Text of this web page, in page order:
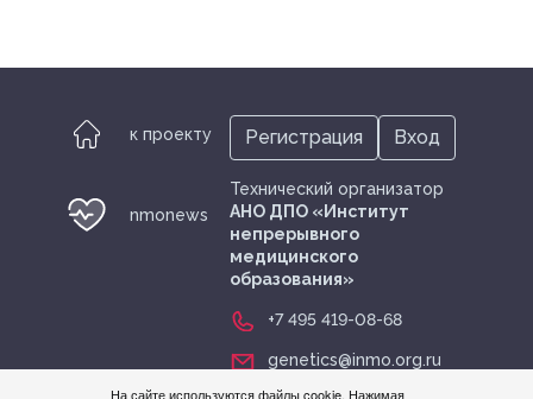
На сайте используются файлы cookie. Нажимая
к проекту
nmonews
Технический организатор
АНО ДПО «Институт
непрерывного
медицинского
образования»
+7 495 419-08-68
genetics@inmo.org.ru
Регистрация Вход